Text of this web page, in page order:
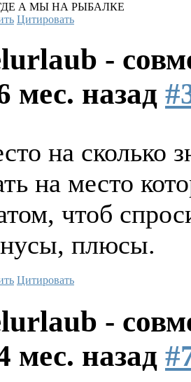
А МЫ НА РЫБАЛКЕ
Цитировать
-
мес. назад
на сколько
на место
чтоб
плюсы.
Цитировать
-
мес. назад